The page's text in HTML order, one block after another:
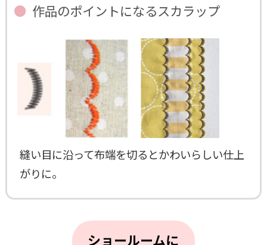
作品のポイントになるスカラップ
縫い目に沿って布端を切るとかわいらしい仕上
がりに。
ショールームに